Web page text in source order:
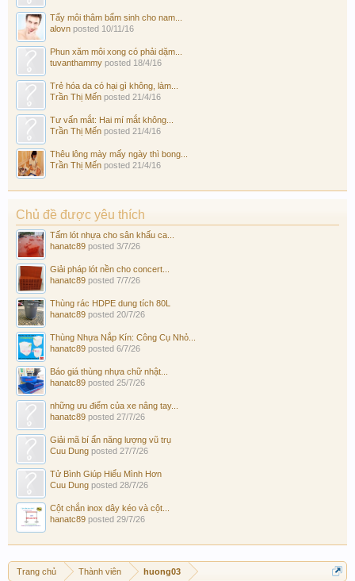
Tẩy môi thâm bẩm sinh cho nam...
alovn posted 10/11/16
Phun xăm môi xong có phải dặm...
tuvanthammy posted 18/4/16
Trẻ hóa da có hại gì không, làm...
Trần Thị Mến posted 21/4/16
Tư vấn mắt: Hai mí mắt không...
Trần Thị Mến posted 21/4/16
Thêu lông mày mấy ngày thì bong...
Trần Thị Mến posted 21/4/16
Chủ đề được yêu thích
Tấm lót nhựa cho sân khấu ca...
hanatc89 posted 3/7/26
Giải pháp lót nền cho concert...
hanatc89 posted 7/7/26
Thùng rác HDPE dung tích 80L
hanatc89 posted 20/7/26
Thùng Nhựa Nắp Kín: Công Cụ Nhỏ...
hanatc89 posted 6/7/26
Báo giá thùng nhựa chữ nhật...
hanatc89 posted 25/7/26
những ưu điểm của xe nâng tay...
hanatc89 posted 27/7/26
Giải mã bí ẩn năng lượng vũ trụ
Cuu Dung posted 27/7/26
Tử Bình Giúp Hiểu Mình Hơn
Cuu Dung posted 28/7/26
Cột chắn inox dây kéo và cột...
hanatc89 posted 29/7/26
Trang chủ Thành viên huong03